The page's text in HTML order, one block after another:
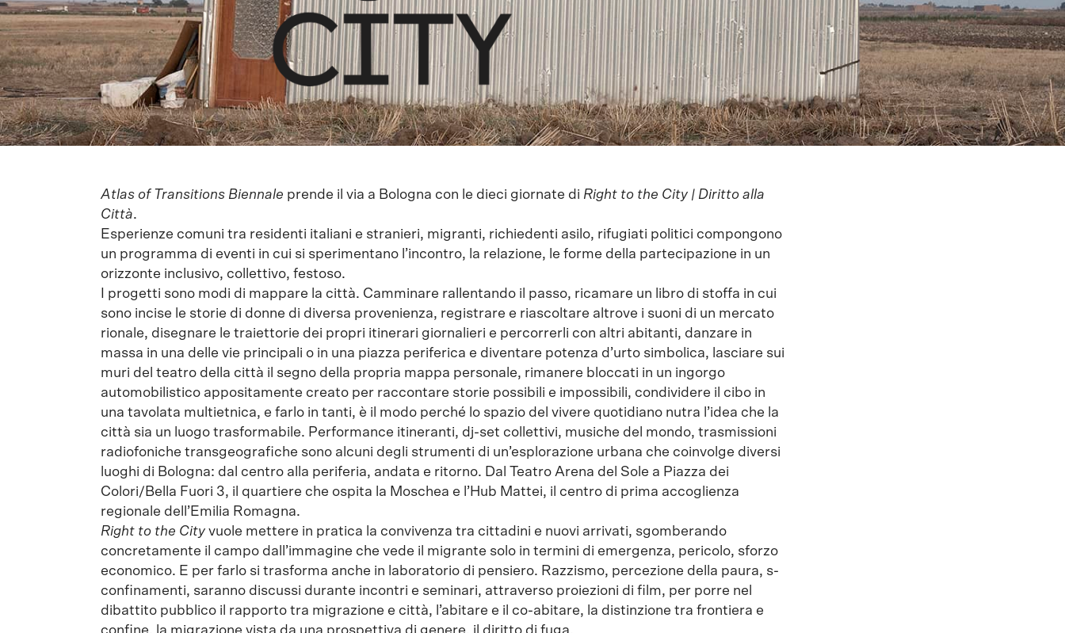
Atlas of Transitions Biennale prende il via a Bologna con le dieci giornate di Right to the City | Diritto alla
Città.
Esperienze comuni tra residenti italiani e stranieri, migranti, richiedenti asilo, rifugiati politici compongono
un programma di eventi in cui si sperimentano l’incontro, la relazione, le forme della partecipazione in un
orizzonte inclusivo, collettivo, festoso.
I progetti sono modi di mappare la città. Camminare rallentando il passo, ricamare un libro di stoffa in cui
sono incise le storie di donne di diversa provenienza, registrare e riascoltare altrove i suoni di un mercato
rionale, disegnare le traiettorie dei propri itinerari giornalieri e percorrerli con altri abitanti, danzare in
massa in una delle vie principali o in una piazza periferica e diventare potenza d’urto simbolica, lasciare sui
muri del teatro della città il segno della propria mappa personale, rimanere bloccati in un ingorgo
automobilistico appositamente creato per raccontare storie possibili e impossibili, condividere il cibo in
una tavolata multietnica, e farlo in tanti, è il modo perché lo spazio del vivere quotidiano nutra l’idea che la
città sia un luogo trasformabile. Performance itineranti, dj-set collettivi, musiche del mondo, trasmissioni
radiofoniche transgeografiche sono alcuni degli strumenti di un’esplorazione urbana che coinvolge diversi
luoghi di Bologna: dal centro alla periferia, andata e ritorno. Dal Teatro Arena del Sole a Piazza dei
Colori/Bella Fuori 3, il quartiere che ospita la Moschea e l’Hub Mattei, il centro di prima accoglienza
regionale dell’Emilia Romagna.
Right to the City vuole mettere in pratica la convivenza tra cittadini e nuovi arrivati, sgomberando
concretamente il campo dall’immagine che vede il migrante solo in termini di emergenza, pericolo, sforzo
economico. E per farlo si trasforma anche in laboratorio di pensiero. Razzismo, percezione della paura, s-
confinamenti, saranno discussi durante incontri e seminari, attraverso proiezioni di film, per porre nel
dibattito pubblico il rapporto tra migrazione e città, l’abitare e il co-abitare, la distinzione tra frontiera e